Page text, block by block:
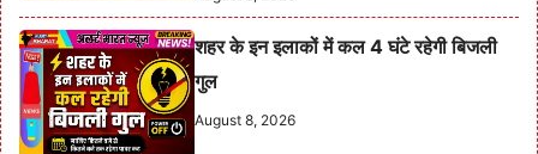
शहर के इन इलाकों में कल 4 घंटे रहेगी बिजली
गुल
August 8, 2026